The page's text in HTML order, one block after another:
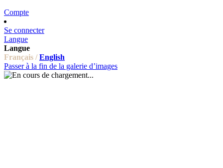
Compte
Se connecter
Langue
Langue
Français / English
Passer à la fin de la galerie d’images